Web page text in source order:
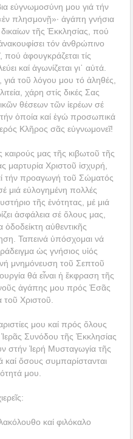
εὐγνωμοσύνη μου γιά τήν
πλησμονῇ»· ἀγάπη γνήσια
τῆς Ἐκκλησίας, πού
τόν ἀνθρώπινο
ἀφουγκράζεται τίς
καί ἀγωνίζεται γι᾿ αὐτά.
τοῦ λόγου μου τό ἀληθές,
χάρη στίς δικές Σας
θέσεων τῶν ἱερέων σέ
τήν ὁποία καί ἐγώ προσωπικά
Κλῆρος σᾶς εὐγνωμονεῖ!
μας τῆς κιβωτοῦ τῆς
μαρτυρία Χριστοῦ ἰσχυρή,
τήν προαγωγή τοῦ Σώματός
μιά εὐλογημένη πολλές
τῆς ἑνότητας, μέ μιά
ἀσφάλεια σέ ὅλους μας,
ὁδοδείκτη αὐθεντικῆς
Ταπεινά ὑπόσχομαι νά
ὡς γνήσιος υἱός
μνημόνευση τοῦ Σεπτοῦ
θά εἶναι ἡ ἔκφραση τῆς
ἀγάπης μου πρός Ἐσᾶς
τοῦ Χριστοῦ.
μου καί πρός ὅλους
Ἱερᾶς Συνόδου τῆς Ἐκκλησίας
στήν Ἱερή Μυσταγωγία τῆς
ὅσους συμπαρίστανται
μου.
καί φιλόκαλο